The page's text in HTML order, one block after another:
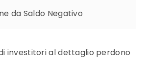
da Saldo Negativo
investitori al dettaglio perdono